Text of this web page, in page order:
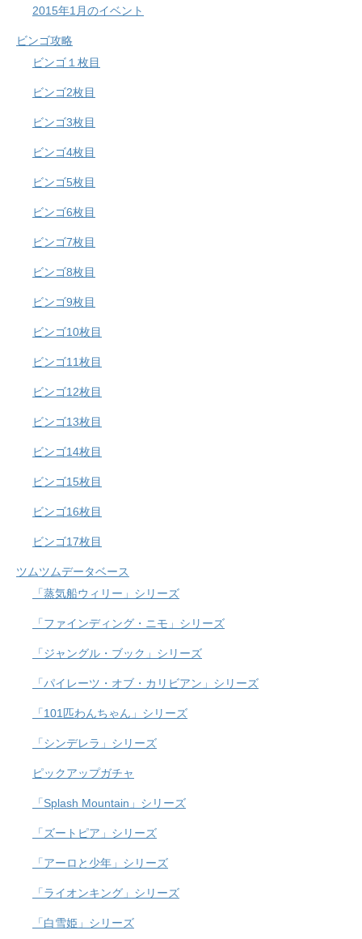
2015年1月のイベント
ビンゴ攻略
ビンゴ１枚目
ビンゴ2枚目
ビンゴ3枚目
ビンゴ4枚目
ビンゴ5枚目
ビンゴ6枚目
ビンゴ7枚目
ビンゴ8枚目
ビンゴ9枚目
ビンゴ10枚目
ビンゴ11枚目
ビンゴ12枚目
ビンゴ13枚目
ビンゴ14枚目
ビンゴ15枚目
ビンゴ16枚目
ビンゴ17枚目
ツムツムデータベース
「蒸気船ウィリー」シリーズ
「ファインディング・ニモ」シリーズ
「ジャングル・ブック」シリーズ
「パイレーツ・オブ・カリビアン」シリーズ
「101匹わんちゃん」シリーズ
「シンデレラ」シリーズ
ピックアップガチャ
「Splash Mountain」シリーズ
「ズートピア」シリーズ
「アーロと少年」シリーズ
「ライオンキング」シリーズ
「白雪姫」シリーズ